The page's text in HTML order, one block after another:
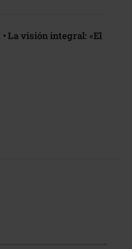
La visión integral: «El